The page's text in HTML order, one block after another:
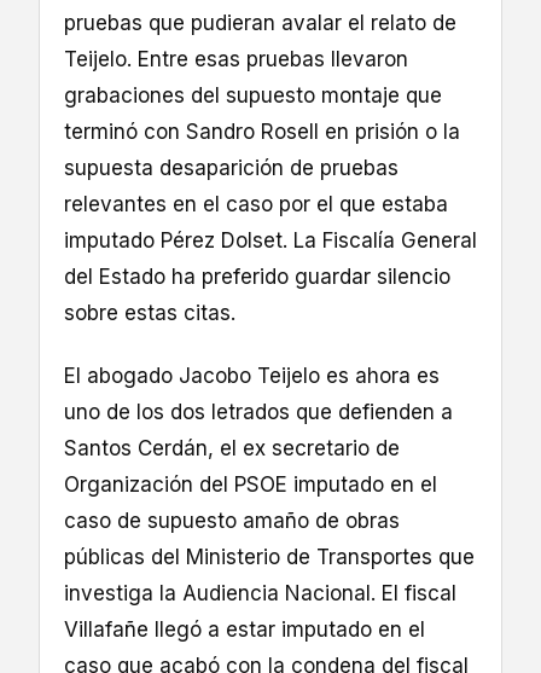
pruebas que pudieran avalar el relato de
Teijelo. Entre esas pruebas llevaron
grabaciones del supuesto montaje que
terminó con Sandro Rosell en prisión o la
supuesta desaparición de pruebas
relevantes en el caso por el que estaba
imputado Pérez Dolset. La Fiscalía General
del Estado ha preferido guardar silencio
sobre estas citas.
El abogado Jacobo Teijelo es ahora es
uno de los dos letrados que defienden a
Santos Cerdán, el ex secretario de
Organización del PSOE imputado en el
caso de supuesto amaño de obras
públicas del Ministerio de Transportes que
investiga la Audiencia Nacional. El fiscal
Villafañe llegó a estar imputado en el
caso que acabó con la condena del fiscal